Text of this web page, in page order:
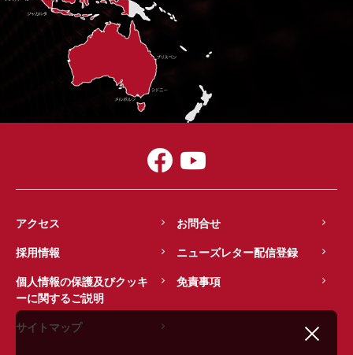
アクセス
お問合せ
採用情報
ニューズレター配信登録
個人情報の保護及びクッキ
ーに関するご説明
免責事項
サイトマップ